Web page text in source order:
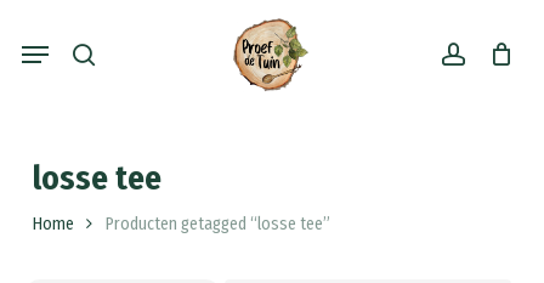
account
Menu
losse tee
Home Producten getagged “losse tee”
Close